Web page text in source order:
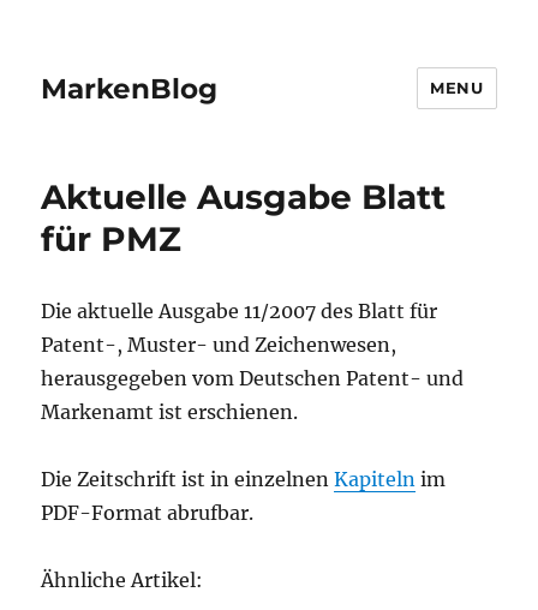
MarkenBlog MENU
Aktuelle Ausgabe Blatt
für PMZ
Die aktuelle Ausgabe 11/2007 des Blatt für
Patent-, Muster- und Zeichenwesen,
herausgegeben vom Deutschen Patent- und
Markenamt ist erschienen.
Die Zeitschrift ist in einzelnenKapiteln im
PDF-Format abrufbar.
Ähnliche Artikel: